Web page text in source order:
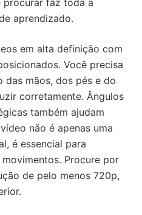
procurar faz toda a
aprendizado.
em alta definição com
Você precisa
das mãos, dos pés e do
corretamente. Ângulos
também ajudam
não é apenas uma
é essencial para
Procure por
de pelo menos 720p,